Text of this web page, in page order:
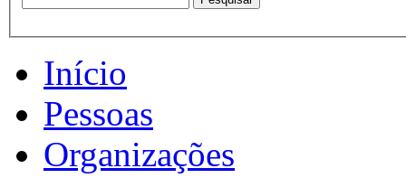
Início
Pessoas
Organizações